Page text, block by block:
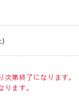
)
第終了になります。
ます。